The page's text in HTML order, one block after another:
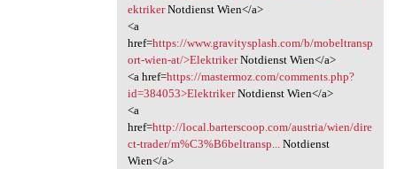
ektrikerNotdienst Wien</a>
<a
href=https://www.gravitysplash.com/b/mobeltransp
ort-wien-at/>ElektrikerNotdienst Wien</a>
<a href=https://mastermoz.com/comments.php?
id=384053>ElektrikerNotdienst Wien</a>
<a
href=http://local.barterscoop.com/austria/wien/dire
ct-trader/m%C3%B6beltransp...
Notdienst
Wien</a>